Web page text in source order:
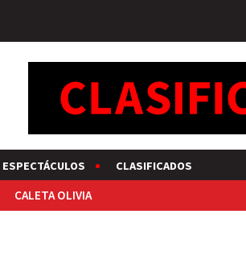
ESPECTÁCULOS CLASIFICADOS
CALETA OLIVIA